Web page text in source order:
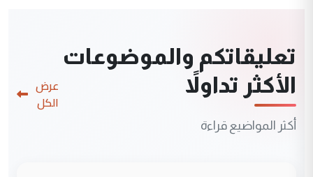
تعليقاتكم والموضوعات
الأكثر تداولاً
أكثر المواضيع قراءة
عرض
الكل